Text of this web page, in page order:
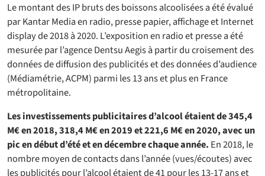
Le montant des IP bruts des boissons alcoolisées a été évalué
par Kantar Media en radio, presse papier, affichage et Internet
display de 2018 à 2020. L’exposition en radio et presse a été
mesurée par l’agence Dentsu Aegis à partir du croisement des
données de diffusion des publicités et des données d’audience
(Médiamétrie, ACPM) parmi les 13 ans et plus en France
métropolitaine.
Les investissements publicitaires d’alcool étaient de 345,4
M€ en 2018, 318,4 M€ en 2019 et 221,6 M€ en 2020, avec un
pic en début d’été et en décembre chaque année. En 2018, le
nombre moyen de contacts dans l’année (vues/écoutes) avec
les publicités pour l’alcool étaient de 41 pour les 13-17 ans et